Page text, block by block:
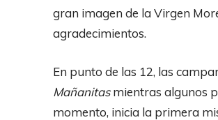
gran imagen de la Virgen
agradecimientos.
En punto de las 12, las
Mañanitasmientras algunos
momento, inicia la primera